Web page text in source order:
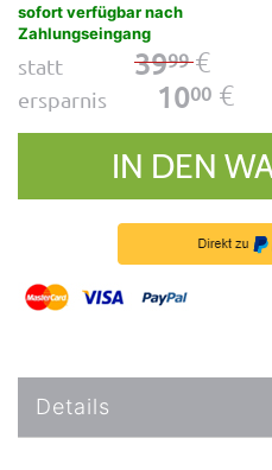
sofort verfügbar nach
Zahlungseingang
statt 3999€
ersparnis 1000 €
IN DEN
Details